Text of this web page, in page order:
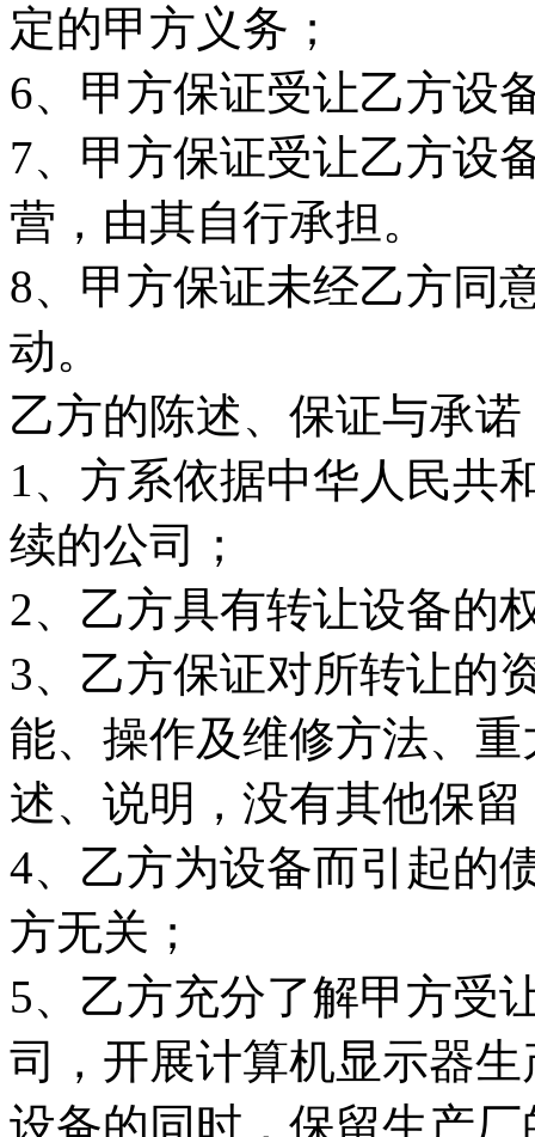
定的甲方义务；
6、甲方保证受让乙方设
7、甲方保证受让乙方设
营，由其自行承担。
8、甲方保证未经乙方同
动。
乙方的陈述、保证与承
1、方系依据中华人民共
续的公司；
2、乙方具有转让设备的
3、乙方保证对所转让的
能、操作及维修方法、
述、说明，没有其他保
4、乙方为设备而引起的
方无关；
5、乙方充分了解甲方受
司，开展计算机显示器
设备的同时，保留生产